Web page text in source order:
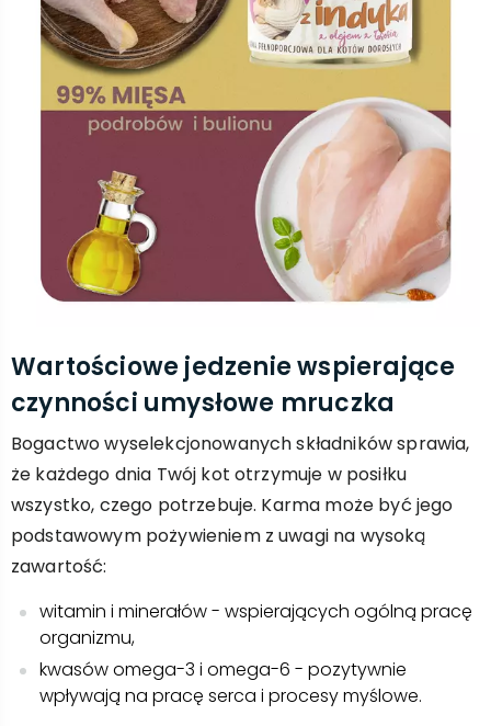
Wartościowe jedzenie wspierające
czynności umysłowe mruczka
Bogactwo wyselekcjonowanych składników sprawia,
że każdego dnia Twój kot otrzymuje w posiłku
wszystko, czego potrzebuje. Karma może być jego
podstawowym pożywieniem z uwagi na wysoką
zawartość:
witamin i minerałów - wspierających ogólną pracę
organizmu,
kwasów omega-3 i omega-6 - pozytywnie
wpływają na pracę serca i procesy myślowe.